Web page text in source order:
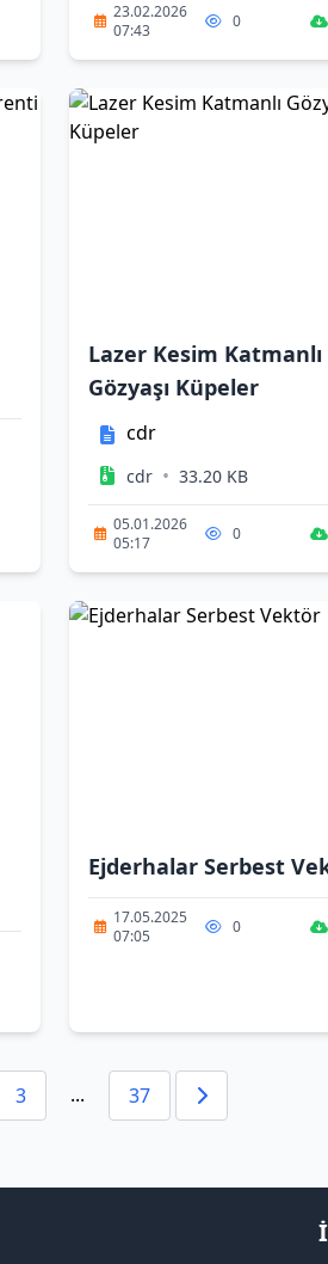
23.02.2026
07:43
0
Lazer Kesim Katmanlı
Gözyaşı Küpeler
cdr
cdr • 33.20 KB
05.01.2026
05:17
0
Ejderhalar Serbest
17.05.2025
07:05
0
3 ... 37